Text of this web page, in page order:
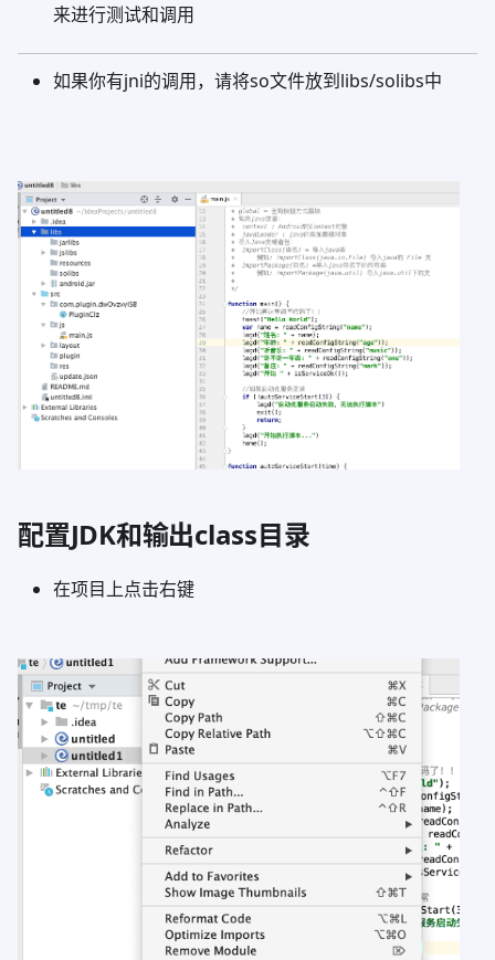
来进行测试和调用
如果你有jni的调用，请将so文件放到libs/solibs中
配置JDK和输出class目录
在项目上点击右键